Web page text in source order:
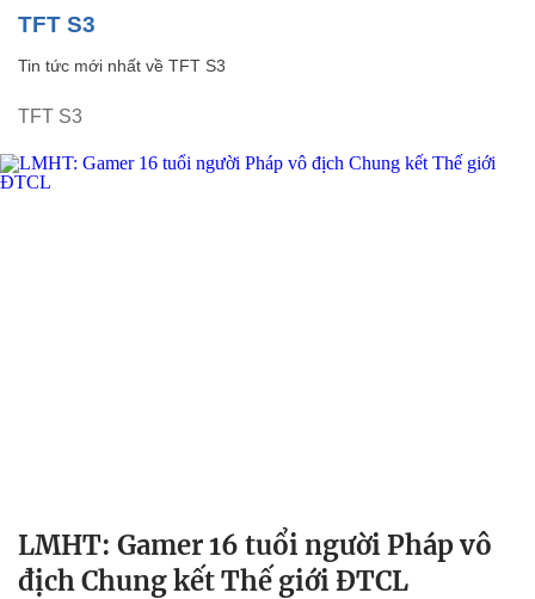
TFT S3
Tin tức mới nhất về TFT S3
TFT S3
LMHT: Gamer 16 tuổi người Pháp vô
địch Chung kết Thế giới ĐTCL